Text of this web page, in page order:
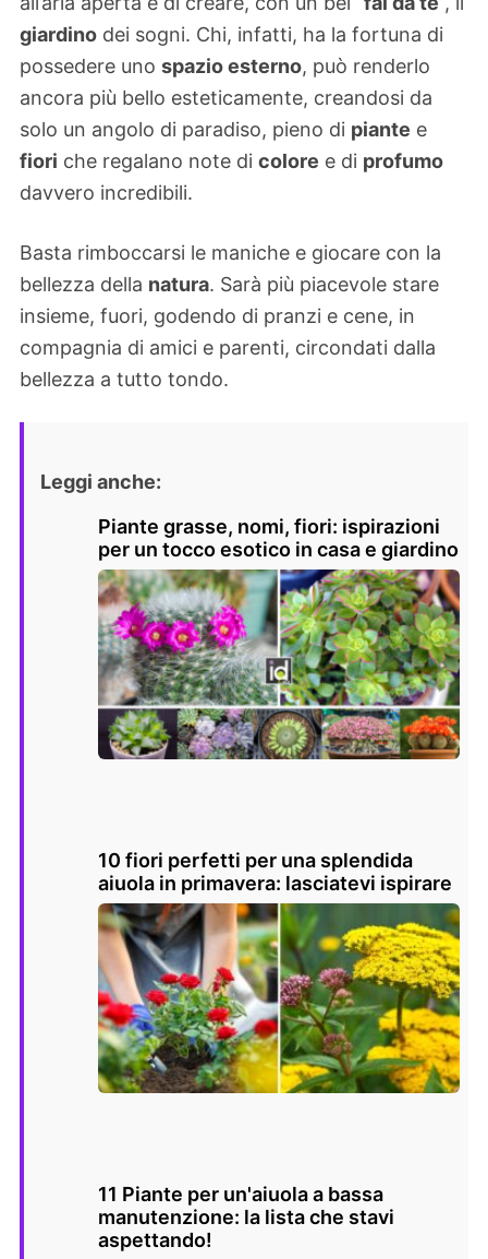
giardino dei sogni. Chi, infatti, ha la fortuna di
possedere uno spazio esterno, può renderlo
ancora più bello esteticamente, creandosi da
solo un angolo di paradiso, pieno di piante e
fiori che regalano note di colore e di profumo
davvero incredibili.
Basta rimboccarsi le maniche e giocare con la
bellezza della natura. Sarà più piacevole stare
insieme, fuori, godendo di pranzi e cene, in
compagnia di amici e parenti, circondati dalla
bellezza a tutto tondo.
Leggi anche:
Piante grasse, nomi, fiori: ispirazioni
per un tocco esotico in casa e giardino
10 fiori perfetti per una splendida
aiuola in primavera: lasciatevi ispirare
11 Piante per un'aiuola a bassa
manutenzione: la lista che stavi
aspettando!